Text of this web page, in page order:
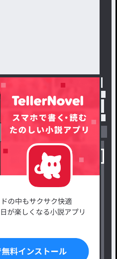
ら」最新作：乱華の唄
ジャンルから探す
恋愛・ロマンス
ファンタジー・異世界・SF
ドラマ